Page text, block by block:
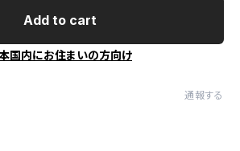
Add to cart
国内にお住まいの方向け
通報する